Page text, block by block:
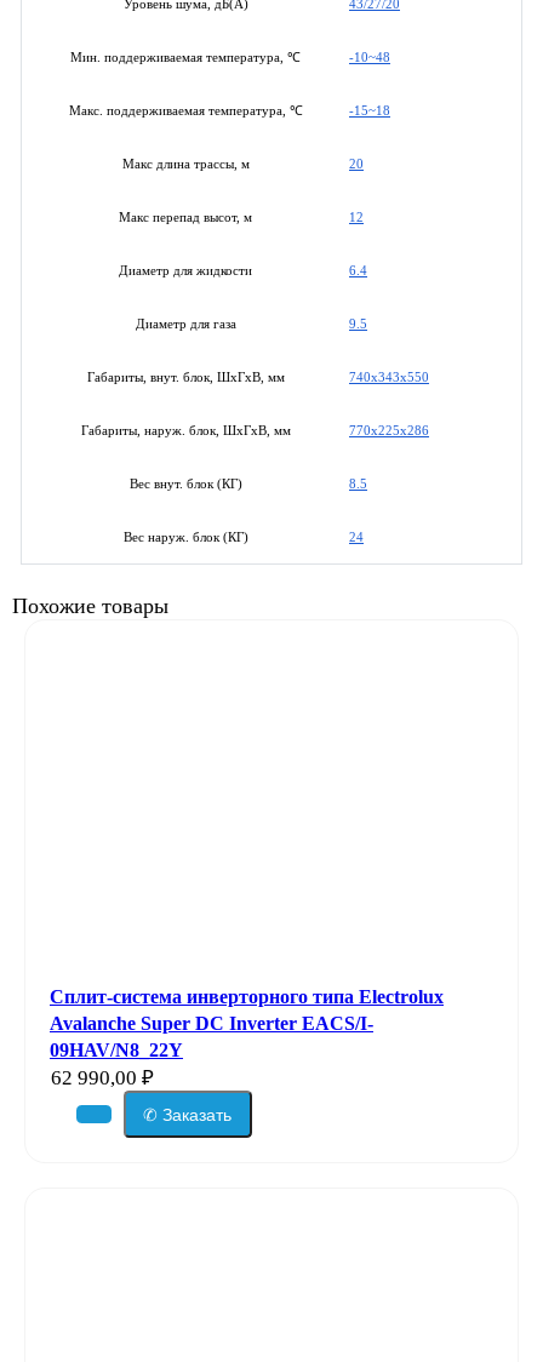
Уровень шума, дБ(А) 43/27/20
Мин. поддерживаемая температура, ℃ -10~48
Макс. поддерживаемая температура, ℃ -15~18
Макс длина трассы, м 20
Макс перепад высот, м 12
Диаметр для жидкости 6.4
Диаметр для газа 9.5
Габариты, внут. блок, ШхГхВ, мм 740x343x550
Габариты, наруж. блок, ШхГхВ, мм 770x225x286
Вес внут. блок (КГ) 8.5
Вес наруж. блок (КГ) 24
Похожие товары
Сплит-система инверторного типа Electrolux
Avalanche Super DC Inverter EACS/I-
09HAV/N8_22Y
62 990,00 ₽
✆ Заказать